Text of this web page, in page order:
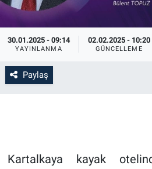
30.01.2025 - 09:14
YAYINLANMA
02.02.2025 - 10:20
GÜNCELLEME
Paylaş
Kartalkaya kayak